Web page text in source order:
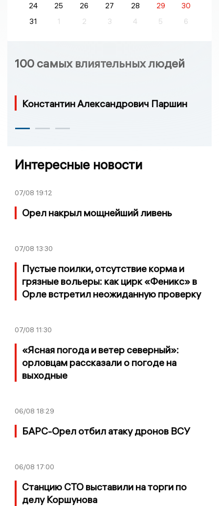
24
25 26 27 28 29
30
31
1 2 3 4 5 6
100 самых влиятельных людей
Константин Александрович Паршин
Интересные новости
07/08 19:12
Орел накрыл мощнейший ливень
07/08 13:30
Пустые поилки, отсутствие корма и
грязные вольеры: как цирк «Феникс» в
Орле встретил неожиданную проверку
07/08 11:30
«Ясная погода и ветер северный»:
орловцам рассказали о погоде на
выходные
06/08 18:29
БАРС-Орел отбил атаку дронов ВСУ
06/08 17:00
Станцию СТО выставили на торги по
делу Коршунова